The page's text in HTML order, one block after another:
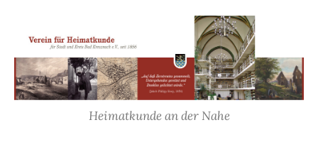
Inhalt
Heimatkunde an der Nahe